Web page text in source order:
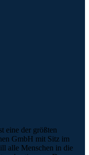
eine der größten
GmbH mit Sitz im
alle Menschen in die